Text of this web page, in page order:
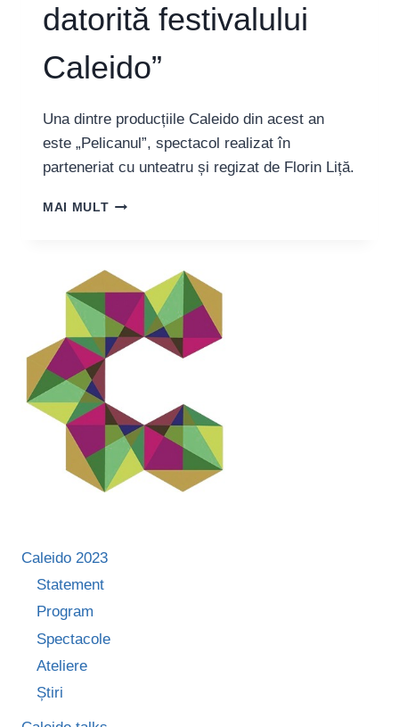
datorită festivalului
Caleido”
Una dintre producțiile Caleido din acest an
este „Pelicanul”, spectacol realizat în
parteneriat cu unteatru și regizat de Florin Liță.
MAI MULTREGIZORUL
«PELICANUL»
A
APĂRUT
DATORITĂ
FESTIVALULUI
Caleido 2023
Statement
Program
Spectacole
Ateliere
Știri